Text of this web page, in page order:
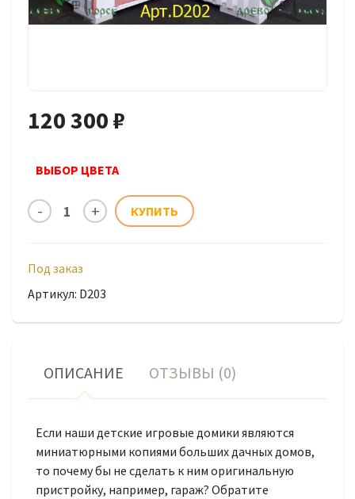
120 300 ₽
ВЫБОР ЦВЕТА
Под заказ
Артикул: D203
ОПИСАНИЕ ОТЗЫВЫ (0)
Если наши детские игровые домики являются
миниатюрными копиями больших дачных домов,
то почему бы не сделать к ним оригинальную
пристройку, например, гараж? Обратите